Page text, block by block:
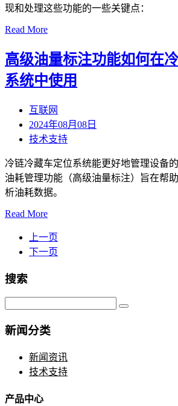
现和处理这些功能的一些关键点：
Read More
高级油量标注功能如何在
系统中使用
互联网
2024年08月08日
技术支持
冷链冷藏车定位系统能更好地管理设备
油耗管理功能（高级油量标注）旨在帮
析油耗数据。
Read More
上一页
下一页
搜索
新闻分类
新闻资讯
技术支持
产品中心